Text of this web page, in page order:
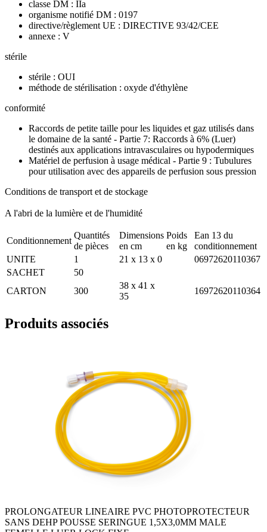
classe DM : IIa
organisme notifié DM : 0197
directive/règlement UE : DIRECTIVE 93/42/CEE
annexe : V
stérile
stérile : OUI
méthode de stérilisation : oxyde d'éthylène
conformité
Raccords de petite taille pour les liquides et gaz utilisés dans
le domaine de la santé - Partie 7: Raccords à 6% (Luer)
destinés aux applications intravasculaires ou hypodermiques
Matériel de perfusion à usage médical - Partie 9 : Tubulures
pour utilisation avec des appareils de perfusion sous pression
Conditions de transport et de stockage
A l'abri de la lumière et de l'humidité
Conditionnement
Quantités
de pièces
Dimensions
en cm
Poids
en kg
Ean 13 du
conditionnement
UNITE
1 21 x 13 x 0
06972620110367
SACHET
50
CARTON
300
38 x 41 x
35
16972620110364
Produits associés
PROLONGATEUR LINEAIRE PVC PHOTOPROTECTEUR
SANS DEHP POUSSE SERINGUE 1,5X3,0MM MALE